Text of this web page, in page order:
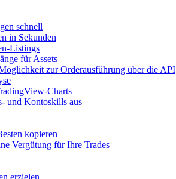
schnell
in Sekunden
Listings
für Assets
zur Orderausführung über die API
Charts
und Kontoskills aus
kopieren
Vergütung für Ihre Trades
erzielen